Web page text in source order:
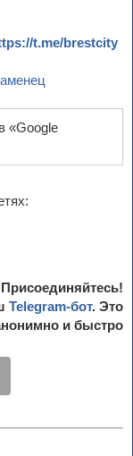
t.me/brestcity
«Google
Присоединяйтесь!
Telegram-бот. Это
и быстро